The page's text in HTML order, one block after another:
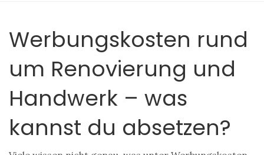
Werbungskosten rund
um Renovierung und
Handwerk – was
kannst du absetzen?